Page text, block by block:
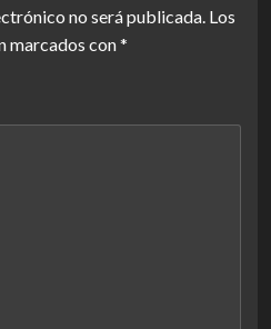
no será publicada. Los
marcados con*